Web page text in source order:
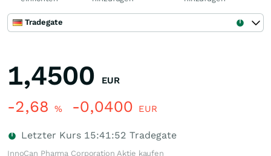
Tradegate
1,4500 EUR
-2,68 % -0,0400 EUR
Letzter Kurs 15:41:52 Tradegate
InnoCan Pharma Corporation Aktie kaufen